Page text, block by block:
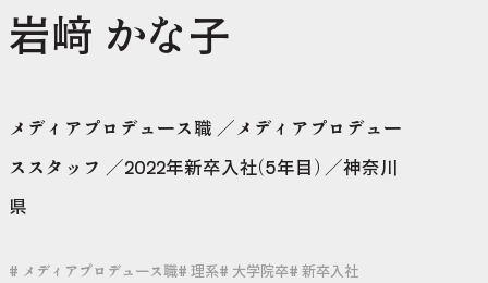
岩﨑 かな子
メディアプロデュース職
メディアプロデュー
ススタッフ
2022年新卒入社(5年目)
神奈川
県
# メディアプロデュース職# 理系# 大学院卒# 新卒入社